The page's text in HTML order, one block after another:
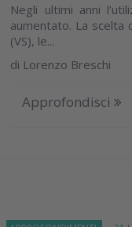
Negli ultimi anni
aumentato. La scelta
(VS), le...
di Lorenzo Breschi
Approfondisci